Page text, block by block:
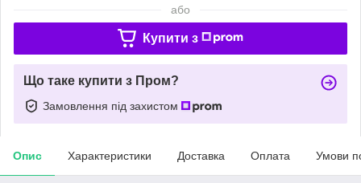
або
Купити з
Що таке купити з Пром?
Замовлення під захистом
Опис Характеристики Доставка Оплата Умови